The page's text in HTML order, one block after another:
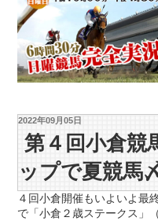
2022年09月05日
第４回小倉
ップで夏競馬
４回小倉開催もいよいよ最
で「小倉２歳ステークス」